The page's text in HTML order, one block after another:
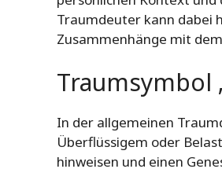
Traumdeuter kann dabei
Zusammenhänge mit
Traumsymbol
In der allgemeinen
Überflüssigem oder
hinweisen und einen